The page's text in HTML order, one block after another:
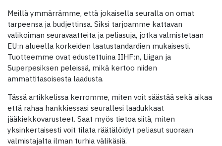
Meillä ymmärrämme, että jokaisella seuralla on omat
tarpeensa ja budjettinsa. Siksi tarjoamme kattavan
valikoiman seuravaatteita ja peliasuja, jotka valmistetaan
EU:n alueella korkeiden laatustandardien mukaisesti.
Tuotteemme ovat edustettuina IIHF:n, Liigan ja
Superpesiksen peleissä, mikä kertoo niiden
ammattitasoisesta laadusta.
Tässä artikkelissa kerromme, miten voit säästää sekä aikaa
että rahaa hankkiessasi seurallesi laadukkaat
jääkiekkovarusteet. Saat myös tietoa siitä, miten
yksinkertaisesti voit tilata räätälöidyt peliasut suoraan
valmistajalta ilman turhia välikäsiä.